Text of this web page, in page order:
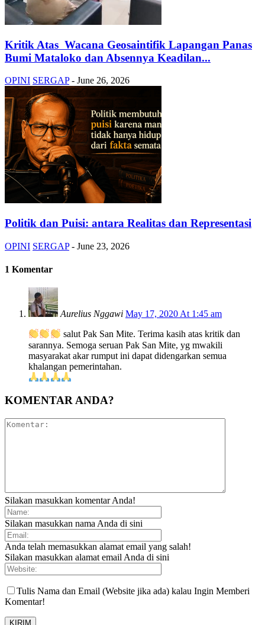
Kritik Atas Wacana Geosaintifik Lapangan Panas
Bumi Mataloko dan Absennya Keadilan...
OPINI SERGAP - June 26, 2026
Politik dan Puisi: antara Realitas dan Representasi
OPINI SERGAP - June 23, 2026
1 Komentar
Aurelius Nggawi May 17, 2020 At 1:45 am
salut Pak San Mite. Terima kasih atas kritik dan
sarannya. Semoga seruan Pak San Mite, yg mwakili
masyarakat akar rumput ini dapat didengarkan semua
khalangan pemerintahan.
KOMENTAR ANDA?
Silakan masukkan komentar Anda!
Silakan masukkan nama Anda di sini
Anda telah memasukkan alamat email yang salah!
Silakan masukkan alamat email Anda di sini
Tulis Nama dan Email (Website jika ada) kalau Ingin Memberi
Komentar!